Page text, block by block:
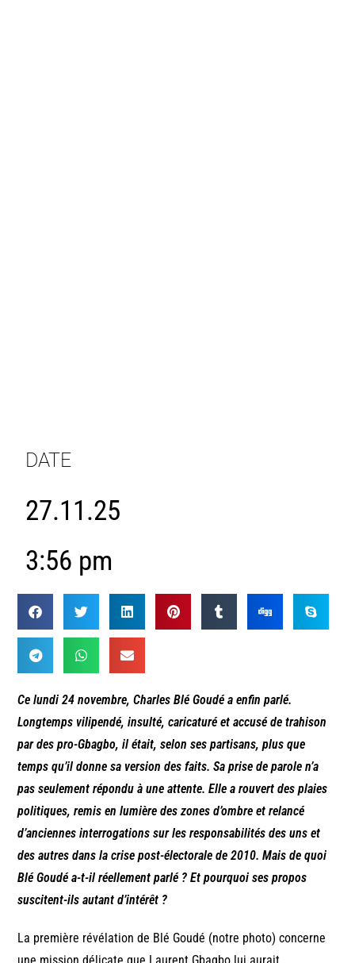
DATE
27.11.25
3:56 pm
Ce lundi 24 novembre, Charles Blé Goudé a enfin parlé.
Longtemps vilipendé, insulté, caricaturé et accusé de trahison
par des pro-Gbagbo, il était, selon ses partisans, plus que
temps qu’il donne sa version des faits. Sa prise de parole n’a
pas seulement répondu à une attente. Elle a rouvert des plaies
politiques, remis en lumière des zones d’ombre et relancé
d’anciennes interrogations sur les responsabilités des uns et
des autres dans la crise post-électorale de 2010. Mais de quoi
Blé Goudé a-t-il réellement parlé ? Et pourquoi ses propos
suscitent-ils autant d’intérêt ?
La première révélation de Blé Goudé (notre photo) concerne